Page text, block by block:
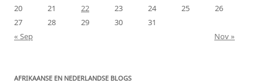
20
21 22 23 24 25
26
27
28 29 30
31
« Sep
Nov »
AFRIKAANSE EN NEDERLANDSE BLOGS